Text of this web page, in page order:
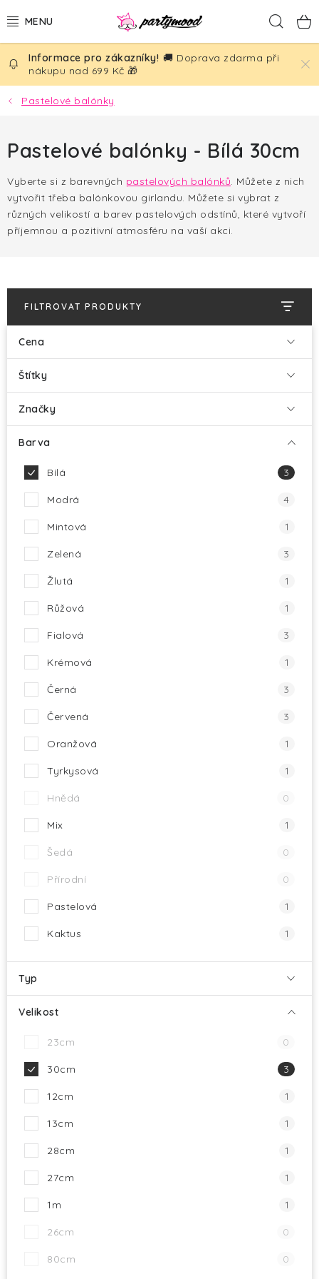
na
BALÓNKY
PÁRTY DEKORACE
NAROZENINY
SILVESTR
VÁNOCE
Hodnocení obchodu
🚚 Doprava zdarma při
nákupu nad 699 Kč 🎁
Pastelové balónky
Pastelové balónky - Bílá 30cm
Vyberte si z barevných pastelových balónků. Můžete z nich
vytvořit třeba balónkovou girlandu. Můžete si vybrat z
různých velikostí a barev pastelových odstínů, které vytvoří
příjemnou a pozitivní atmosféru na vaší akci.
FILTROVAT PRODUKTY
Cena
Štítky
Značky
Barva
Bílá 3
Modrá 4
Mintová 1
Zelená 3
Žlutá 1
Růžová 1
Fialová 3
Krémová 1
Černá 3
Červená 3
Oranžová 1
Tyrkysová 1
Hnědá 0
Mix 1
Šedá 0
Přírodní 0
Pastelová 1
Kaktus 1
Typ
Velikost
23cm 0
30cm 3
12cm 1
13cm 1
28cm 1
27cm 1
1m 1
26cm 0
80cm 0